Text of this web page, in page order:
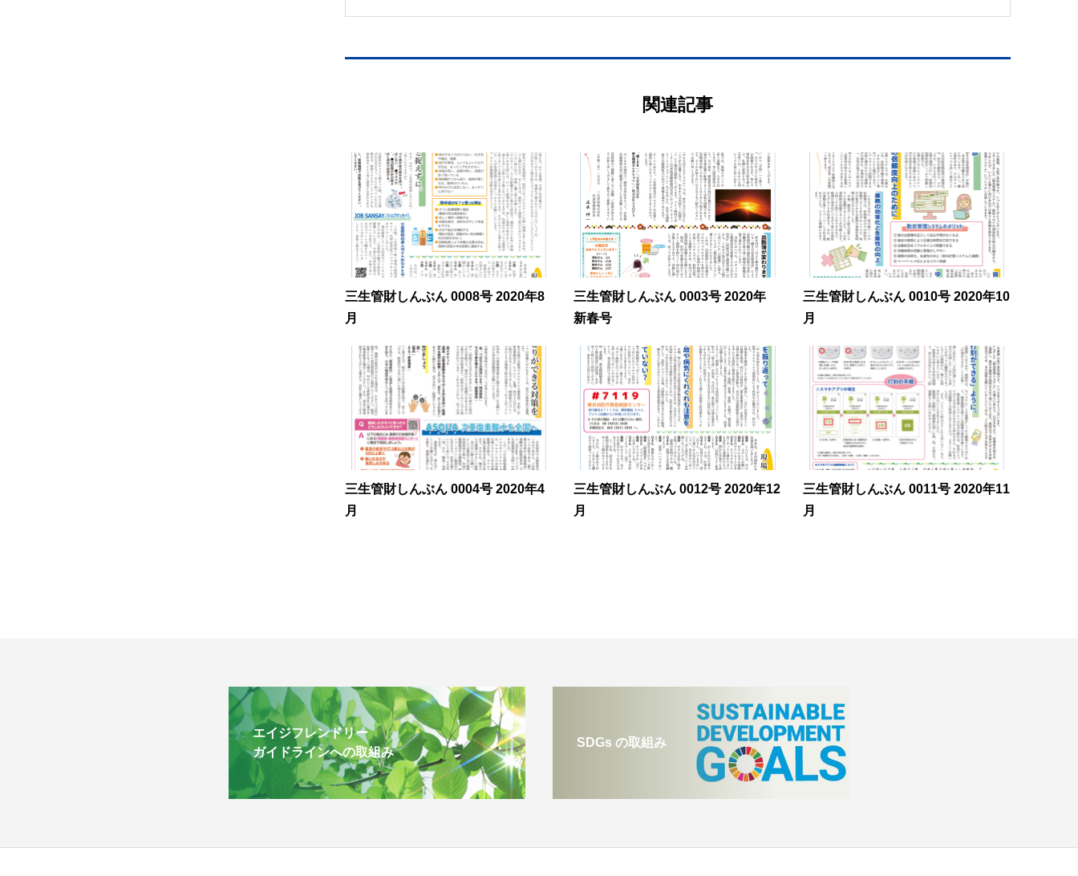
関連記事
三生管財しんぶん 0008号 2020年8
月
三生管財しんぶん 0003号 2020年
新春号
三生管財しんぶん 0010号 2020年10
月
三生管財しんぶん 0004号 2020年4
月
三生管財しんぶん 0012号 2020年12
月
三生管財しんぶん 0011号 2020年11
月
エイジフレンドリー
ガイドラインへの取組み
SDGs の取組み